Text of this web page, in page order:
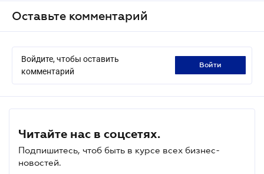
Оставьте комментарий
Войдите, чтобы оставить
комментарий
войти
Читайте нас в соцсетях.
Подпишитесь, чтоб быть в курсе всех бизнес-
новостей.